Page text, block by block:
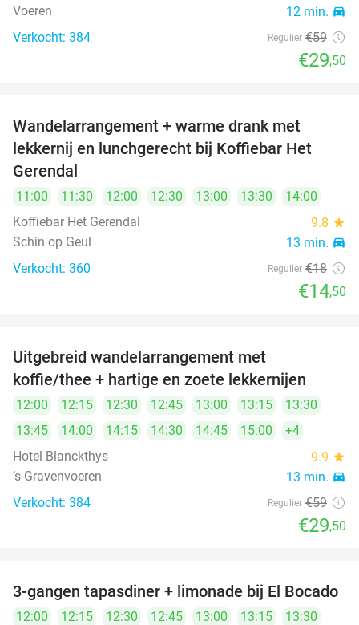
Voeren 12 min. directions_car
Verkocht: 384 Regulier €59
€29,50
Wandelarrangement + warme drank met
lekkernij en lunchgerecht bij Koffiebar Het
Gerendal
11:00 11:30 12:00 12:30 13:00 13:30
14:00
Koffiebar Het Gerendal
9.8 star
Schin op Geul 13 min. directions_car
Verkocht: 360 Regulier €18
€14,50
Uitgebreid wandelarrangement met
koffie/thee + hartige en zoete lekkernijen
12:00 12:15 12:30 12:45 13:00 13:15
13:30
13:45
14:00 14:15 14:30 14:45 15:00
+4
Hotel Blanckthys
9.9 star
’s-Gravenvoeren 13 min. directions_car
Verkocht: 384 Regulier €59
€29,50
26%
3-gangen tapasdiner + limonade bij El Bocado
12:00 12:15 12:30 12:45 13:00 13:15
13:30